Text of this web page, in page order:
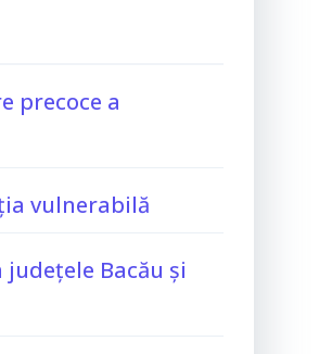
precoce a
vulnerabilă
Bacău și